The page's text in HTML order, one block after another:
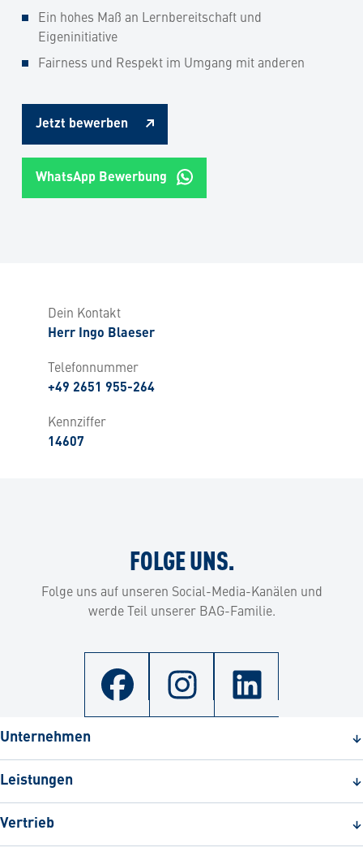
Ein hohes Maß an Lernbereitschaft und
Eigeninitiative
Fairness und Respekt im Umgang mit anderen
Jetzt bewerben
WhatsApp Bewerbung
Dein Kontakt
Herr Ingo Blaeser
Telefonnummer
+49 2651 955-264
Kennziffer
14607
FOLGE UNS.
Folge uns auf unseren Social-Media-Kanälen und
werde Teil unserer BAG-Familie.
Unternehmen
Leistungen
Vertrieb